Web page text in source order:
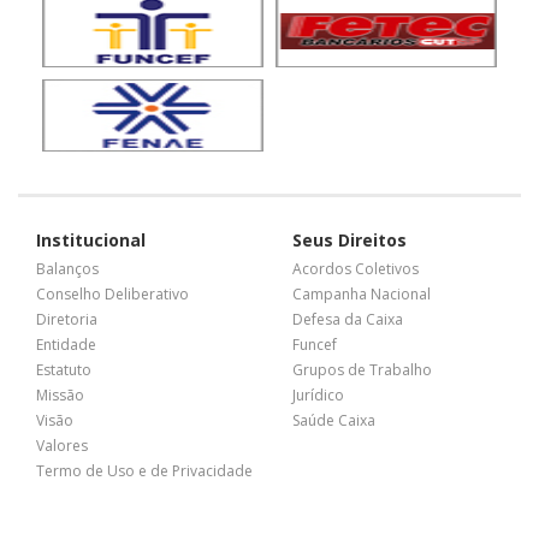
Institucional
Balanços
Conselho Deliberativo
Diretoria
Entidade
Estatuto
Missão
Visão
Valores
Termo de Uso e de Privacidade
Seus Direitos
Acordos Coletivos
Campanha Nacional
Defesa da Caixa
Funcef
Grupos de Trabalho
Jurídico
Saúde Caixa